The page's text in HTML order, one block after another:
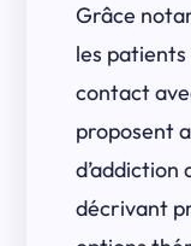
Grâce
les
contact
proposent
d’addiction
décrivant